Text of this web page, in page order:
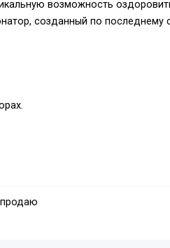
возможность
созданный по последнему